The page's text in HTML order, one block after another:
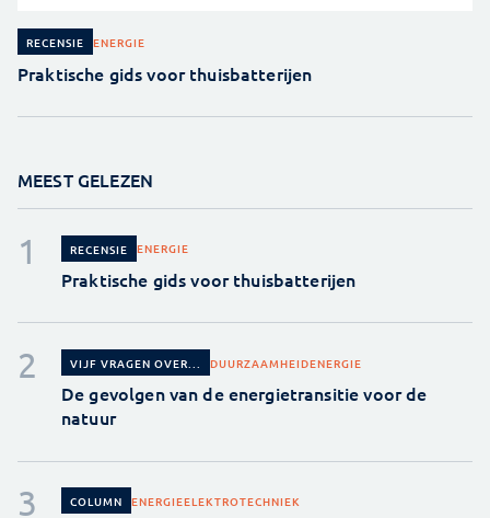
RECENSIE ENERGIE
Praktische gids voor thuisbatterijen
MEEST GELEZEN
RECENSIE ENERGIE
Praktische gids voor thuisbatterijen
VIJF VRAGEN OVER... DUURZAAMHEIDENERGIE
De gevolgen van de energietransitie voor de
natuur
COLUMN ENERGIEELEKTROTECHNIEK